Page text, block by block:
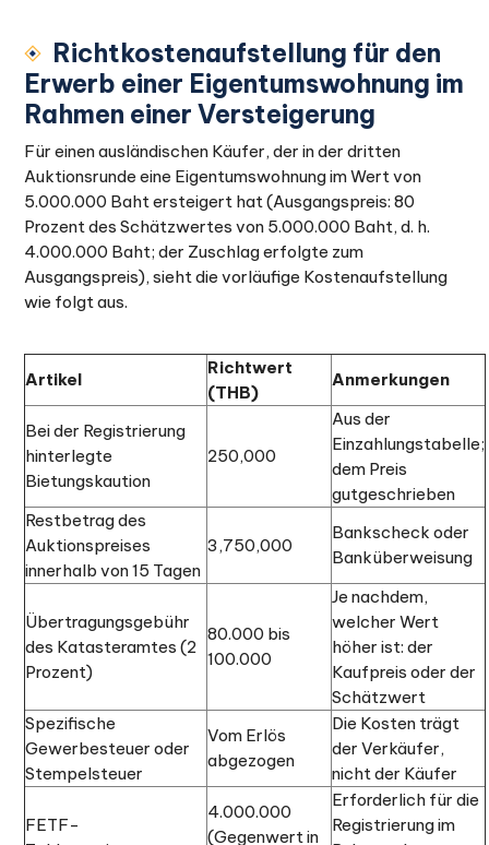
Richtkostenaufstellung für den
Erwerb einer Eigentumswohnung im
Rahmen einer Versteigerung
Für einen ausländischen Käufer, der in der dritten
Auktionsrunde eine Eigentumswohnung im Wert von
5.000.000 Baht ersteigert hat (Ausgangspreis: 80
Prozent des Schätzwertes von 5.000.000 Baht, d. h.
4.000.000 Baht; der Zuschlag erfolgte zum
Ausgangspreis), sieht die vorläufige Kostenaufstellung
wie folgt aus.
Artikel
Richtwert
(THB)
Anmerkungen
Bei der Registrierung
hinterlegte
Bietungskaution
250,000
Aus der
Einzahlungstabelle;
dem Preis
gutgeschrieben
Restbetrag des
Auktionspreises
innerhalb von 15 Tagen
3,750,000
Bankscheck oder
Banküberweisung
Übertragungsgebühr
des Katasteramtes (2
Prozent)
80.000 bis
100.000
Je nachdem,
welcher Wert
höher ist: der
Kaufpreis oder der
Schätzwert
Spezifische
Gewerbesteuer oder
Stempelsteuer
Vom Erlös
abgezogen
Die Kosten trägt
der Verkäufer,
nicht der Käufer
FETF-
4.000.000
(Gegenwert in
Erforderlich für die
Registrierung im